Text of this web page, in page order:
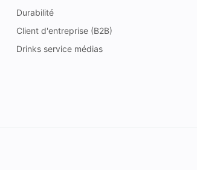
Durabilité
Client d'entreprise (B2B)
Drinks service médias